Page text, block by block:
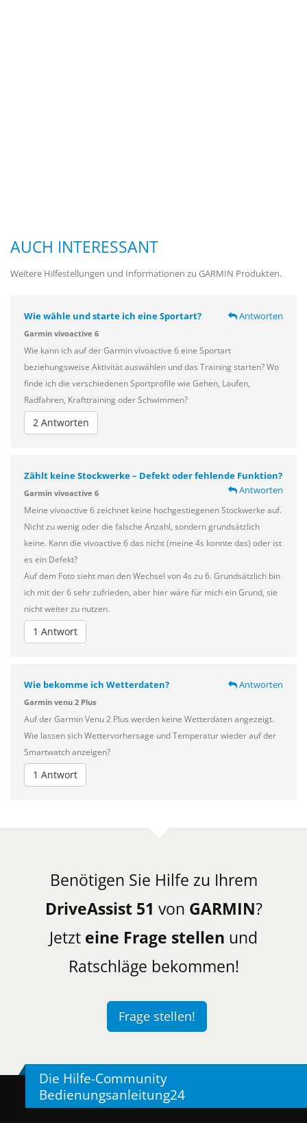
AUCH INTERESSANT
Weitere Hilfestellungen und Informationen zu GARMIN Produkten.
Wie wähle und starte ich eine Sportart? Antworten
Garmin vivoactive 6
Wie kann ich auf der Garmin vívoactive 6 eine Sportart
beziehungsweise Aktivität auswählen und das Training starten? Wo
finde ich die verschiedenen Sportprofile wie Gehen, Laufen,
Radfahren, Krafttraining oder Schwimmen?
2 Antworten
Zählt keine Stockwerke – Defekt oder fehlende Funktion?
Antworten
Garmin vivoactive 6
Meine vivoactive 6 zeichnet keine hochgestiegenen Stockwerke auf.
Nicht zu wenig oder die falsche Anzahl, sondern grundsätzlich
keine. Kann die vivoactive 6 das nicht (meine 4s konnte das) oder ist
es ein Defekt?
Auf dem Foto sieht man den Wechsel von 4s zu 6. Grundsätzlich bin
ich mit der 6 sehr zufrieden, aber hier wäre für mich ein Grund, sie
nicht weiter zu nutzen.
1 Antwort
Wie bekomme ich Wetterdaten? Antworten
Garmin venu 2 Plus
Auf der Garmin Venu 2 Plus werden keine Wetterdaten angezeigt.
Wie lassen sich Wettervorhersage und Temperatur wieder auf der
Smartwatch anzeigen?
1 Antwort
Benötigen Sie Hilfe zu Ihrem
DriveAssist 51 von GARMIN?
Jetzt eine Frage stellen und
Ratschläge bekommen!
Frage stellen!
Die Hilfe-Community
Bedienungsanleitung24